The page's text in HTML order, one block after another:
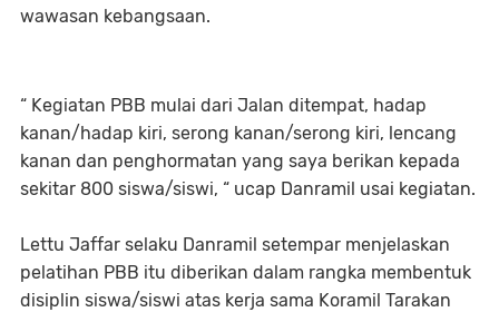
wawasan kebangsaan.
“ Kegiatan PBB mulai dari Jalan ditempat, hadap
kanan/hadap kiri, serong kanan/serong kiri, lencang
kanan dan penghormatan yang saya berikan kepada
sekitar 800 siswa/siswi, “ ucap Danramil usai kegiatan.
Lettu Jaffar selaku Danramil setempar menjelaskan
pelatihan PBB itu diberikan dalam rangka membentuk
disiplin siswa/siswi atas kerja sama Koramil Tarakan